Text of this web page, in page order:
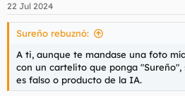
e
s
22 Jul 2024
Sureño rebuznó:
A ti, aunque te mandase una foto
con un cartelito que ponga "Sureño",
es falso o producto de la IA.